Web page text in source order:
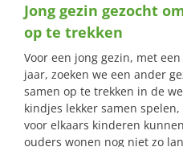
naar:
Jong gezin gezocht
op te trekken
Voor een jong gezin, met
jaar, zoeken we een ander
samen op te trekken in de
kindjes lekker samen
voor elkaars kinderen
ouders wonen nog niet zo